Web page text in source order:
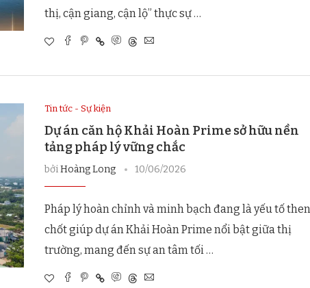
thị, cận giang, cận lộ” thực sự …
Tin tức - Sự kiện
Dự án căn hộ Khải Hoàn Prime sở hữu nền
tảng pháp lý vững chắc
bởiHoàng Long 10/06/2026
Pháp lý hoàn chỉnh và minh bạch đang là yếu tố then
chốt giúp dự án Khải Hoàn Prime nổi bật giữa thị
trường, mang đến sự an tâm tối …